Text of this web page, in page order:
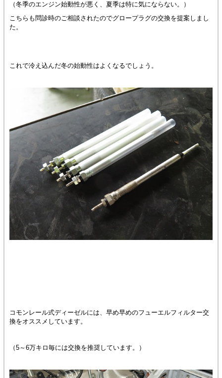
（冬季のエンジン始動性が悪く、夏季は特に気にならない。）
こちらも問診時のご相談されたのでグロープラグの交換を提案しまし
た。
これで冷え込んだ冬の始動性はよくなるでしょう。
コモンレール式ディーゼルには、早め早めのフューエルフィルター交
換をオススメしています。
（5～6万キロ毎には交換を推奨しています。）